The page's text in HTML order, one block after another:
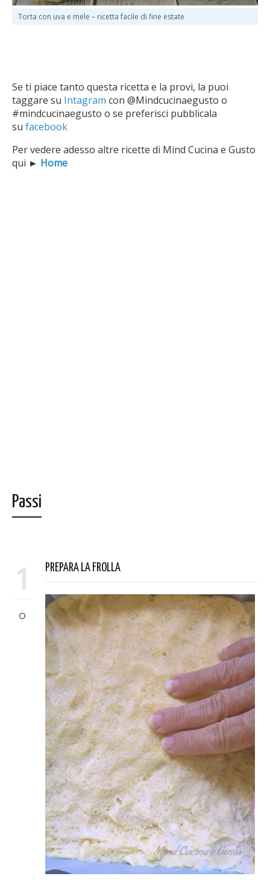
Torta con uva e mele – ricetta facile di fine estate
Se ti piace tanto questa ricetta e la provi, la puoi
taggare su Intagram con @Mindcucinaegusto o
#mindcucinaegusto o se preferisci pubblicala
su facebook
Per vedere adesso altre ricette di Mind Cucina e Gusto
qui ► Home
Passi
1 PREPARA LA FROLLA